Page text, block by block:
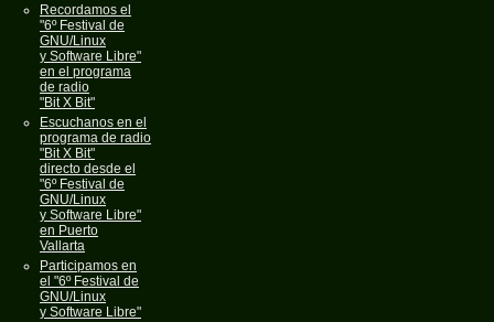
Recordamos el
"6º Festival de
GNU/Linux
y Software Libre"
en el programa
de radio
"Bit X Bit"
Escuchanos en el
programa de radio
"Bit X Bit"
directo desde el
"6º Festival de
GNU/Linux
y Software Libre"
en Puerto
Vallarta
Participamos en
el "6º Festival de
GNU/Linux
y Software Libre"